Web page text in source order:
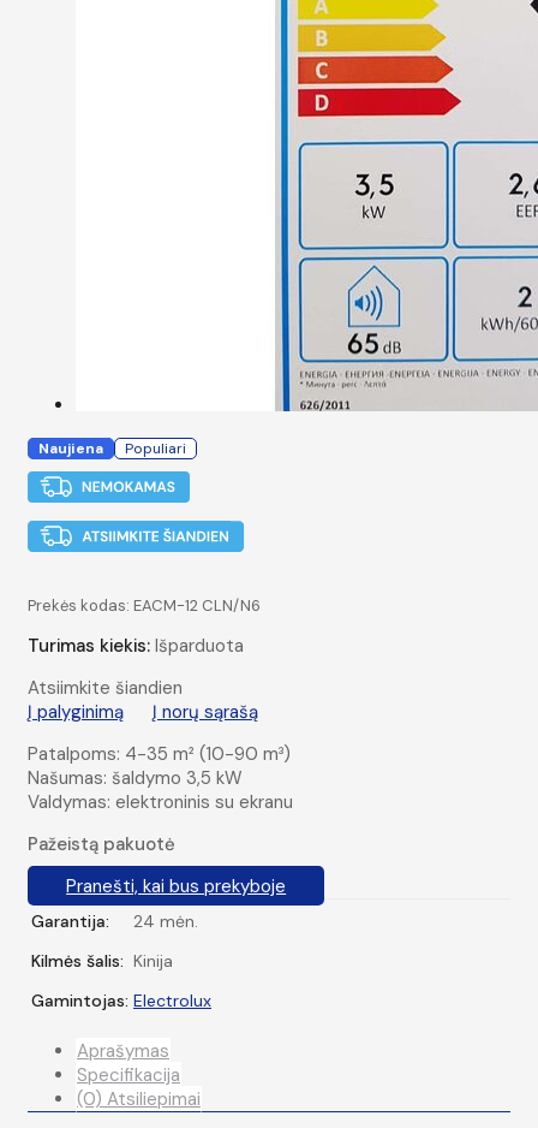
Naujiena Populiari
Prekės kodas: EACM-12 CLN/N6
Turimas kiekis: Išparduota
Atsiimkite šiandien
Į palyginimą
Į norų sąrašą
Patalpoms: 4-35 m² (10-90 m³)
Našumas: šaldymo 3,5 kW
Valdymas: elektroninis su ekranu
Pažeistą pakuotė
Pranešti, kai bus prekyboje
Garantija:
24 mėn.
Kilmės šalis: Kinija
Gamintojas: Electrolux
Aprašymas
Specifikacija
(0) Atsiliepimai